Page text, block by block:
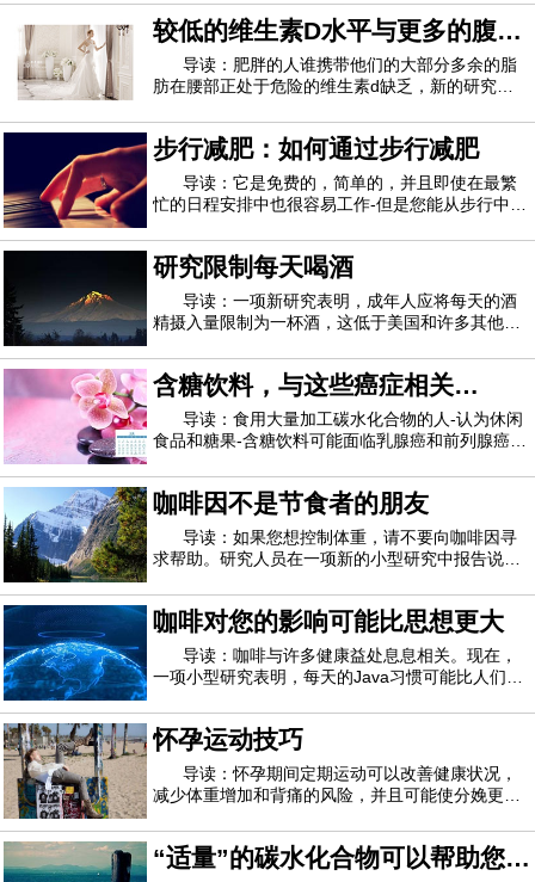
时会过度生长，从而引起酵母菌感染的症状。感染
酵母菌的一个常见风险因素是妇女使用的节育类
型。在本文中，我们将探讨为什么某些类型的节
较低的维生素D水平与更多的腹部
脂肪有关
导读：肥胖的人谁携带他们的大部分多余的脂
肪在腰部正处于危险的维生素d缺乏，新的研究警
响。维生素D水平低与骨骼健康不佳以及呼吸道感
染，自身免疫性疾病和心脏病的风险增加有关。研
究作者Rachida Rafiq说：“ 腹部脂肪增加与维
步行减肥：如何通过步行减肥
导读：它是免费的，简单的，并且即使在最繁
忙的日程安排中也很容易工作-但是您能从步行中减
力跑步，步行并不是减肥运动中的主要功能。但实
际上，将常规的快步走纳入您的锻炼方案是改变身
体成分的简单方法。如果您想通过步行减肥
研究限制每天喝酒
导读：一项新研究表明，成年人应将每天的酒
精摄入量限制为一杯酒，这低于美国和许多其他国
说，超过一日饮酒限制的成年人比没有成年人的成
年人预期死亡的年龄要小。美联社报道，美国现行
指南建议女性每周喝酒不超过7杯，而男性每
含糖饮料，与这些癌症相关
的“坏”碳水化合物
导读：食用大量加工碳水化合物的人-认为休闲
食品和糖果-含糖饮料可能面临乳腺癌和前列腺癌的
亚哥举行的美国营养学会年会上报道的，并没有证
明“不良”碳水化合物会引起癌症。但首席研究员
Nour Makarem说，鉴于乳腺癌和前列腺癌是
咖啡因不是节食者的朋友
导读：如果您想控制体重，请不要向咖啡因寻
求帮助。研究人员在一项新的小型研究中报告说，
究涉及50位年龄在18至50岁之间的健康成年人。研
究人员发现，志愿者们喝了一些果汁后加入了少量
咖啡因（相当于大约4盎司咖啡中的咖啡因）
咖啡对您的影响可能比思想更大
导读：咖啡与许多健康益处息息相关。现在，
一项小型研究表明，每天的Java习惯可能比人们想
成年人的研究发现，每天大量喝咖啡 -每天四到八
杯-会改变100多种代谢产物的血液水平。这是指在
进食或饮水后会发生变化的多种化学物质。研
怀孕运动技巧
导读：怀孕期间定期运动可以改善健康状况，
减少体重增加和背痛的风险，并且可能使分娩更容
康。随时运动可改善心脏健康和耐力，减轻疲劳和
便秘，增强情绪和精力水平，增强睡眠，并改善肌
“适量”的碳水化合物可以帮助您更